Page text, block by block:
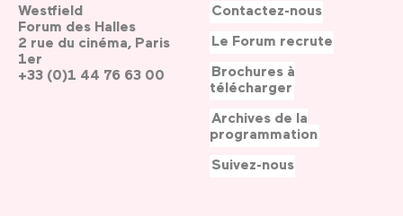
Westfield
Forum des Halles
2 rue du cinéma, Paris
1er
+33 (0)1 44 76 63 00
Contactez-nous
Le Forum recrute
Brochures à
télécharger
Archives de la
programmation
Suivez-nous